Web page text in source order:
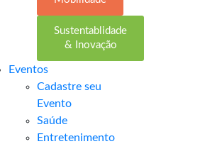
Sustentablidade
& Inovação
Eventos
Cadastre seu
Evento
Saúde
Entretenimento